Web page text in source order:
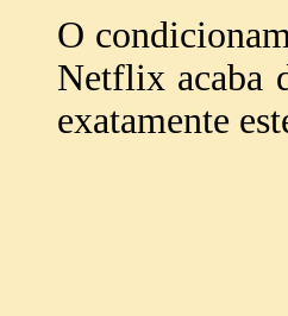
O
Netflix acaba
exatamente